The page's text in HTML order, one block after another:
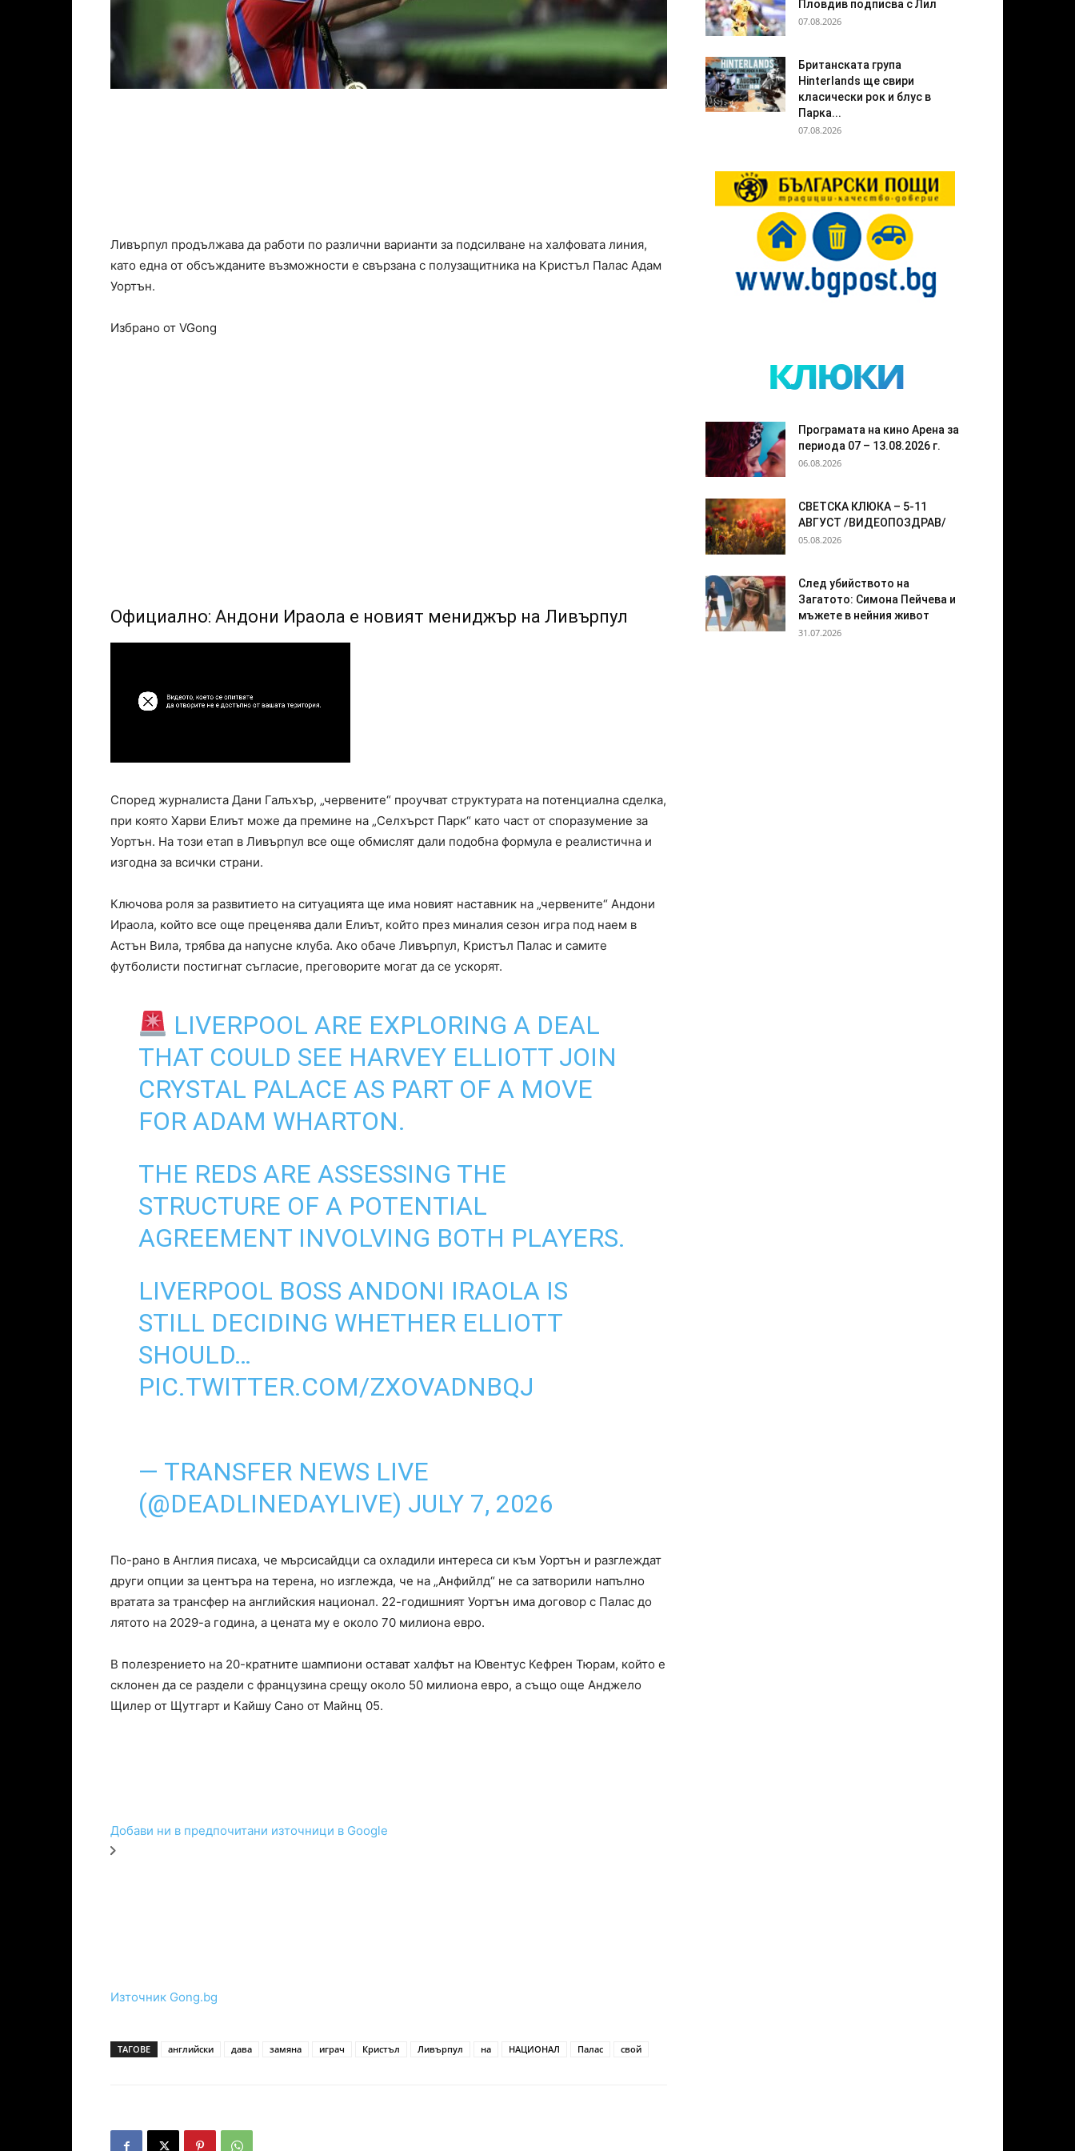
Ливърпул продължава да работи по различни варианти за подсилване на халфовата линия,
като една от обсъжданите възможности е свързана с полузащитника на Кристъл Палас Адам
Уортън.
Избрано от VGong
Официално: Андони Ираола е новият мениджър на Ливърпул
Според журналиста Дани Галъхър, „червените“ проучват структурата на потенциална сделка,
при която Харви Елиът може да премине на „Селхърст Парк“ като част от споразумение за
Уортън. На този етап в Ливърпул все още обмислят дали подобна формула е реалистична и
изгодна за всички страни.
Ключова роля за развитието на ситуацията ще има новият наставник на „червените“ Андони
Ираола, който все още преценява дали Елиът, който през миналия сезон игра под наем в
Астън Вила, трябва да напусне клуба. Ако обаче Ливърпул, Кристъл Палас и самите
футболисти постигнат съгласие, преговорите могат да се ускорят.
LIVERPOOL ARE EXPLORING A DEAL
THAT COULD SEE HARVEY ELLIOTT JOIN
CRYSTAL PALACE AS PART OF A MOVE
FOR ADAM WHARTON.
THE REDS ARE ASSESSING THE
STRUCTURE OF A POTENTIAL
AGREEMENT INVOLVING BOTH PLAYERS.
LIVERPOOL BOSS ANDONI IRAOLA IS
STILL DECIDING WHETHER ELLIOTT
SHOULD…
PIC.TWITTER.COM/ZXOVADNBQJ
— TRANSFER NEWS LIVE
(@DEADLINEDAYLIVE) JULY 7, 2026
По-рано в Англия писаха, че мърсисайдци са охладили интереса си към Уортън и разглеждат
други опции за центъра на терена, но изглежда, че на „Анфийлд“ не са затворили напълно
вратата за трансфер на английския национал. 22-годишният Уортън има договор с Палас до
лятото на 2029-а година, а цената му е около 70 милиона евро.
В полезрението на 20-кратните шампиони остават халфът на Ювентус Кефрен Тюрам, който е
склонен да се раздели с французина срещу около 50 милиона евро, а също още Анджело
Щилер от Щутгарт и Кайшу Сано от Майнц 05.
Добави ни в предпочитани източници в Google
Източник Gong.bg
ТАГОВЕ английски дава замяна играч Кристъл Ливърпул на НАЦИОНАЛ Палас свой
Пловдив подписва с Лил
07.08.2026
Британската група
Hinterlands ще свири
класически рок и блус в
Парка...
07.08.2026
клюки
Програмата на кино Арена за
периода 07 – 13.08.2026 г.
06.08.2026
СВЕТСКА КЛЮКА – 5-11
АВГУСТ /ВИДЕОПОЗДРАВ/
05.08.2026
След убийството на
Загатото: Симона Пейчева и
мъжете в нейния живот
31.07.2026